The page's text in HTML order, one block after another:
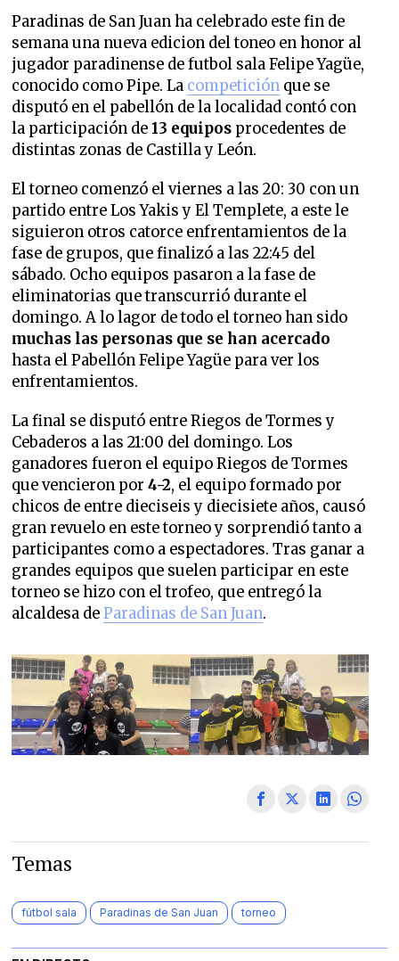
Paradinas de San Juan ha celebrado este fin de
semana una nueva edicion del toneo en honor al
jugador paradinense de futbol sala Felipe Yagüe,
conocido como Pipe. La competición que se
disputó en el pabellón de la localidad contó con
la participación de13 equipos procedentes de
distintas zonas de Castilla y León.
El torneo comenzó el viernes a las 20: 30 con un
partido entre Los Yakis y El Templete, a este le
siguieron otros catorce enfrentamientos de la
fase de grupos, que finalizó a las 22:45 del
sábado. Ocho equipos pasaron a la fase de
eliminatorias que transcurrió durante el
domingo. A lo lagor de todo el torneo han sido
muchas las personas que se han acercado
hasta el Pabellón Felipe Yagüe para ver los
enfrentamientos.
La final se disputó entre Riegos de Tormes y
Cebaderos a las 21:00 del domingo. Los
ganadores fueron el equipo Riegos de Tormes
que vencieron por4-2, el equipo formado por
chicos de entre dieciseis y diecisiete años, causó
gran revuelo en este torneo y sorprendió tanto a
participantes como a espectadores. Tras ganar a
grandes equipos que suelen participar en este
torneo se hizo con el trofeo, que entregó la
alcaldesa deParadinas de San Juan.
Temas
fútbol sala Paradinas de San Juan torneo